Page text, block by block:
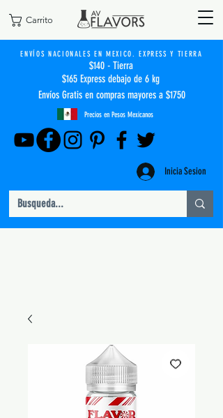
Carrito
ENVÍOS NACIONALES EN MEXICO. EXPRESS Y TIERRA
$140 - Tierra
$165 Express debajo de 6 kg
Envíos Gratis en compras mayores a $1750
Precios en Pesos Mexicanos
Inicia Sesion